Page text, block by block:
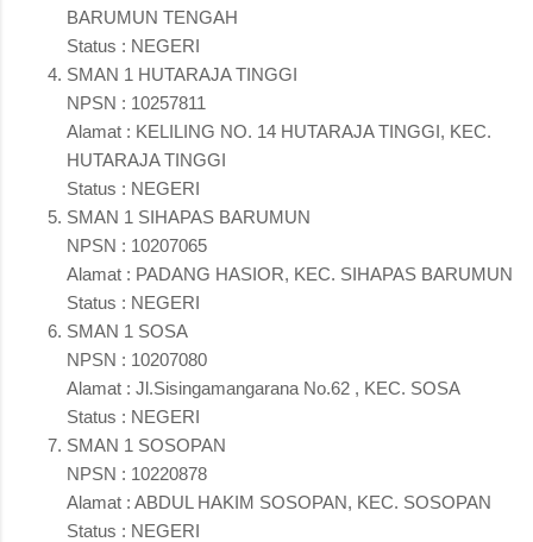
BARUMUN TENGAH
Status : NEGERI
SMAN 1 HUTARAJA TINGGI
NPSN : 10257811
Alamat : KELILING NO. 14 HUTARAJA TINGGI, KEC.
HUTARAJA TINGGI
Status : NEGERI
SMAN 1 SIHAPAS BARUMUN
NPSN : 10207065
Alamat : PADANG HASIOR, KEC. SIHAPAS BARUMUN
Status : NEGERI
SMAN 1 SOSA
NPSN : 10207080
Alamat : Jl.Sisingamangarana No.62 , KEC. SOSA
Status : NEGERI
SMAN 1 SOSOPAN
NPSN : 10220878
Alamat : ABDUL HAKIM SOSOPAN, KEC. SOSOPAN
Status : NEGERI